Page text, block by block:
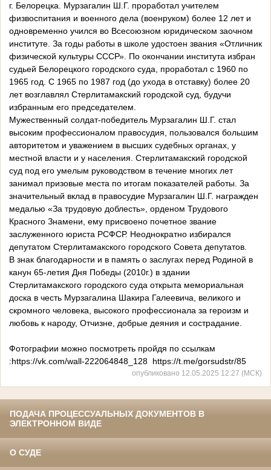
г. Белорецка. Мурзагалин Ш.Г. проработал учителем
физвоспитания и военного дела (военруком) более 12 лет и
одновременно учился во Всесоюзном юридическом заочном
институте. За годы работы в школе удостоен звания «Отличник
физической культуры СССР». По окончании института избран
судьей Белорецкого городского суда, проработал с 1960 по
1965 год. С 1965 по 1987 год (до ухода в отставку) более 20
лет возглавлял Стерлитамакский городской суд, будучи
избранным его председателем.
Мужественный солдат-победитель Мурзагалин Ш.Г. стал
высоким профессионалом правосудия, пользовался большим
авторитетом и уважением в высших судебных органах, у
местной власти и у населения. Стерлитамакский городской
суд под его умелым руководством в течение многих лет
занимал призовые места по итогам показателей работы. За
значительный вклад в правосудие Мурзагалин Ш.Г. награжден
медалью «За трудовую доблесть», орденом Трудового
Красного Знамени, ему присвоено почетное звание
заслуженного юриста РСФСР. Неоднократно избирался
депутатом Стерлитамакского городского Совета депутатов.
В знак благодарности и в память о заслугах перед Родиной в
канун 65-летия Дня Победы (2010г.) в здании
Стерлитамакского городского суда открыта мемориальная
доска в честь Мурзагалина Шакира Галеевича, великого и
скромного человека, высокого профессионала за героизм и
любовь к народу, Отчизне, добрые деяния и сострадание.
Фотографии можно посмотреть пройдя по ссылкам
:https://vk.com/wall-222064848_128 https://t.me/gorsudstr/85
опубликовано 12.05.2025 12:27 (МСК)
ПОДАЧА ПРОЦЕССУАЛЬНЫХ ДОКУМЕНТОВ В
ЭЛЕКТРОННОМ ВИДЕ
О СУДЕ